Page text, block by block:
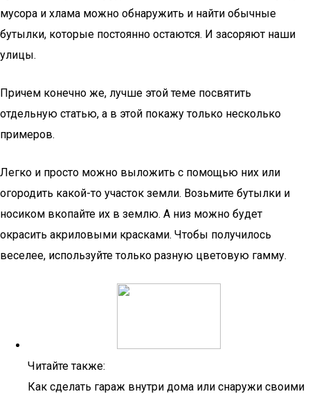
мусора и хлама можно обнаружить и найти обычные
бутылки, которые постоянно остаются. И засоряют наши
улицы.
Причем конечно же, лучше этой теме посвятить
отдельную статью, а в этой покажу только несколько
примеров.
Легко и просто можно выложить с помощью них или
огородить какой-то участок земли. Возьмите бутылки и
носиком вкопайте их в землю. А низ можно будет
окрасить акриловыми красками. Чтобы получилось
веселее, используйте только разную цветовую гамму.
Читайте также:
Как сделать гараж внутри дома или снаружи своими